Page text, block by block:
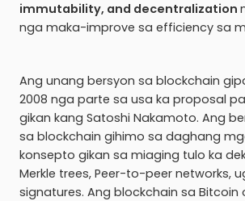
immutability, and decentralization
nga maka-improve sa efficiency sa
Ang unang bersyon sa blockchain
2008 nga parte sa usa ka proposal
gikan kang Satoshi Nakamoto. Ang
sa blockchain gihimo sa daghang
konsepto gikan sa miaging tulo ka
Merkle trees, Peer-to-peer networks,
signatures. Ang blockchain sa Bitcoin